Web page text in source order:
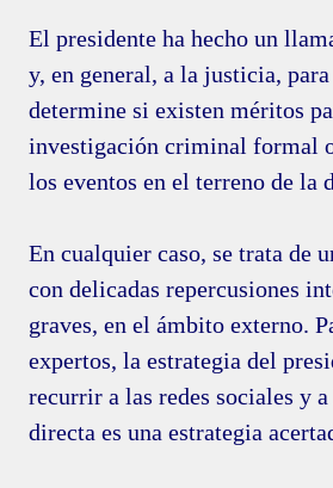
El presidente ha hecho un
y, en general, a la justicia,
determine si existen méritos
investigación criminal formal
los eventos en el terreno de la
En cualquier caso, se trata de
con delicadas repercusiones
graves, en el ámbito externo.
expertos, la estrategia del
recurrir a las redes sociales y
directa es una estrategia